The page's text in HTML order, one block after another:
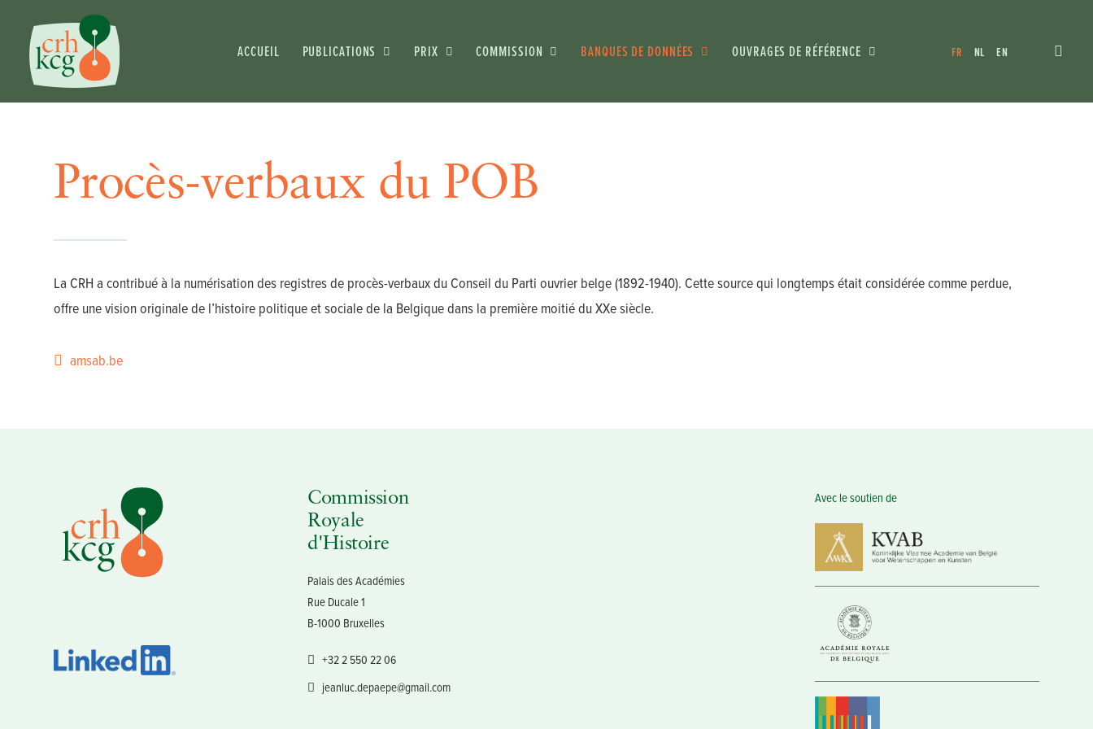
ACCUEIL PUBLICATIONS PRIX COMMISSION BANQUES DE DONNÉES OUVRAGES DE RÉFÉRENCE FR NL EN
Procès-verbaux du POB
La CRH a contribué à la numérisation des registres de procès-verbaux du Conseil du Parti ouvrier belge (1892-1940). Cette source qui longtemps était considérée comme perdue,
offre une vision originale de l’histoire politique et sociale de la Belgique dans la première moitié du XXe siècle.
amsab.be
Commission
Royale
d'Histoire
Palais des Académies
Rue Ducale 1
B-1000 Bruxelles
+32 2 550 22 06
jeanluc.depaepe@gmail.com
Avec le soutien de